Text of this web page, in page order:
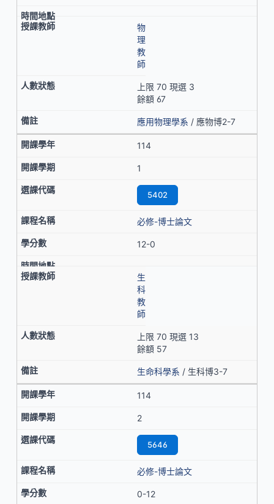
物
理
教
師
上限 70 現選 3
餘額 67
應用物理學系 / 應物博2-7
114
1
5402
必修-博士論文
12-0
生
科
教
師
上限 70 現選 13
餘額 57
生命科學系 / 生科博3-7
114
2
5646
必修-博士論文
0-12